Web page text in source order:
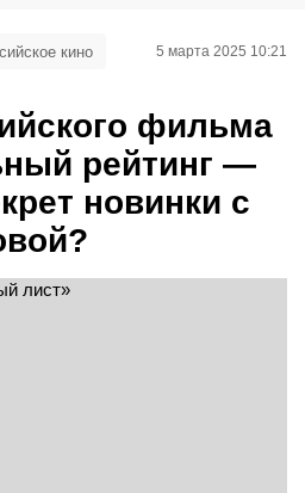
фильма
рейтинг —
новинки с
кино 5 марта 2025 10:21